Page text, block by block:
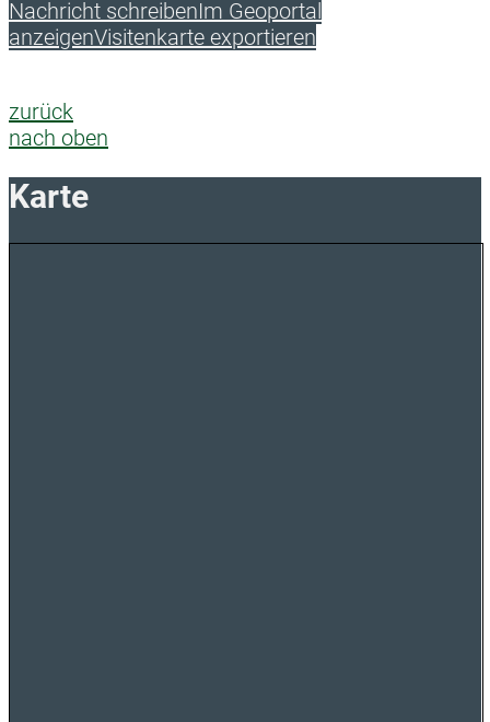
Nachricht schreibenIm Geoportal
anzeigenVisitenkarte exportieren
zurück
nach oben
Karte